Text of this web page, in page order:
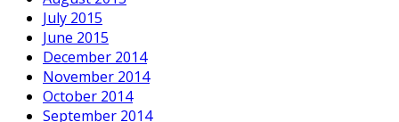
July 2015
June 2015
December 2014
November 2014
October 2014
September 2014